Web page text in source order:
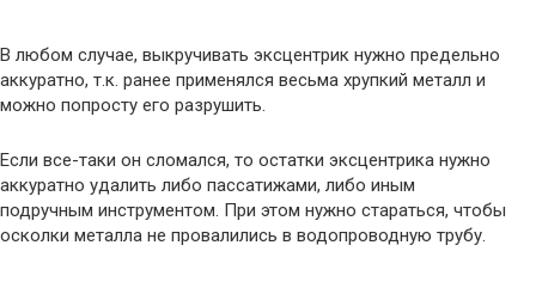
В любом случае, выкручивать эксцентрик нужно предельно
аккуратно, т.к. ранее применялся весьма хрупкий металл и
можно попросту его разрушить.
Если все-таки он сломался, то остатки эксцентрика нужно
аккуратно удалить либо пассатижами, либо иным
подручным инструментом. При этом нужно стараться, чтобы
осколки металла не провалились в водопроводную трубу.